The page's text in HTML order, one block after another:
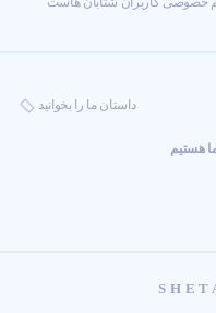
داستان ما را بخوانید